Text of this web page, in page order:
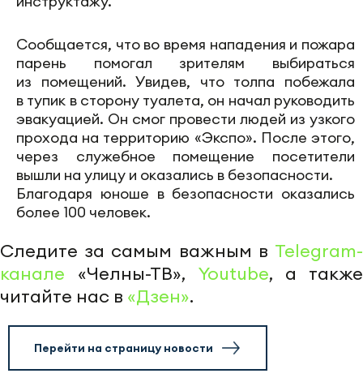
Сообщается, что во время нападения и пожара
парень помогал зрителям выбираться
из помещений. Увидев, что толпа побежала
в тупик в сторону туалета, он начал руководить
эвакуацией. Он смог провести людей из узкого
прохода на территорию «Экспо». После этого,
через служебное помещение посетители
вышли на улицу и оказались в безопасности.
Благодаря юноше в безопасности оказались
более 100 человек.
Следите за самым важным в Telegram-
канале «Челны-ТВ», Youtube, а также
читайте нас в «Дзен».
Перейти на страницу новости